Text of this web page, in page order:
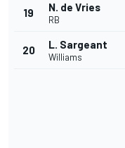
19 N. de Vries
RB
20 L. Sargeant
Williams